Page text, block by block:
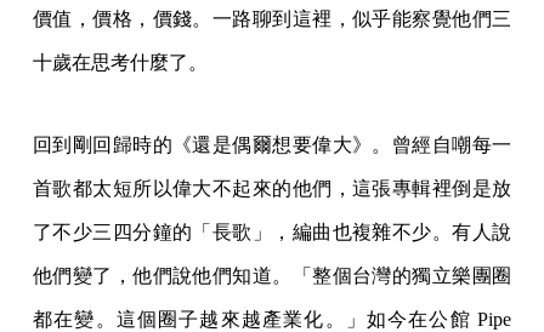
價值，價格，價錢。一路聊到這裡，似乎能察覺他們三
十歲在思考什麼了。
回到剛回歸時的《還是偶爾想要偉大》。曾經自嘲每一
首歌都太短所以偉大不起來的他們，這張專輯裡倒是放
了不少三四分鐘的「長歌」，編曲也複雜不少。有人說
他們變了，他們說他們知道。「整個台灣的獨立樂團圈
都在變。這個圈子越來越產業化。」如今在公館 Pipe